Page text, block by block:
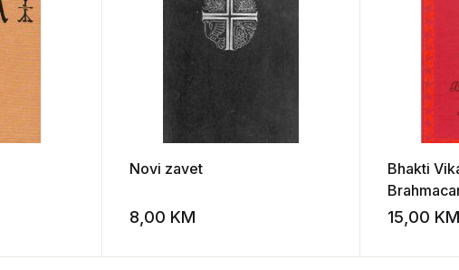
Add to wishlist
Novi zavet
8,00 KM Add to wishlist
Bhakti
svjesnosti
15,00 KM